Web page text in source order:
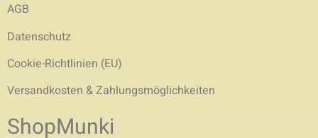
AGB
Datenschutz
Cookie-Richtlinien (EU)
Versandkosten & Zahlungsmöglichkeiten
ShopMunki